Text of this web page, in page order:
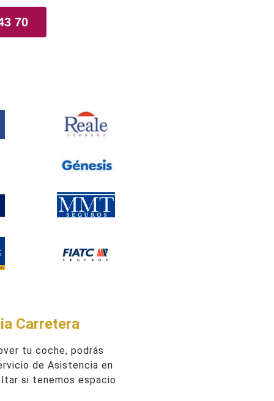
70
Carretera
tu coche, podrás
de Asistencia en
si tenemos espacio